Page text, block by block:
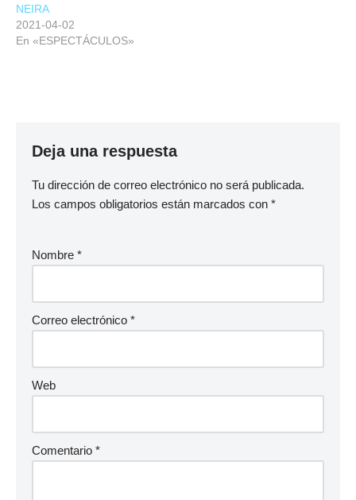
NEIRA
2021-04-02
En «ESPECTÁCULOS»
Deja una respuesta
Tu dirección de correo electrónico no será publicada.
Los campos obligatorios están marcados con *
Nombre *
Correo electrónico *
Web
Comentario *